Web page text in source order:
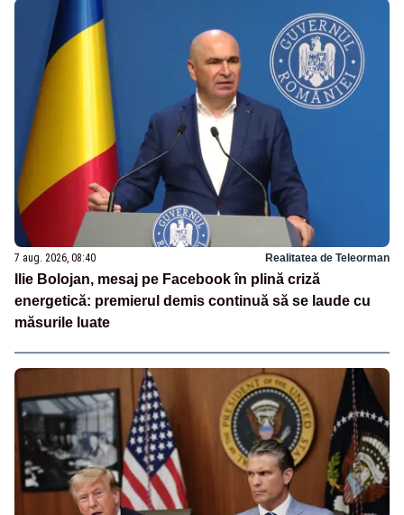
7 aug. 2026, 08:40 Realitatea de Teleorman
Ilie Bolojan, mesaj pe Facebook în plină criză
energetică: premierul demis continuă să se laude cu
măsurile luate